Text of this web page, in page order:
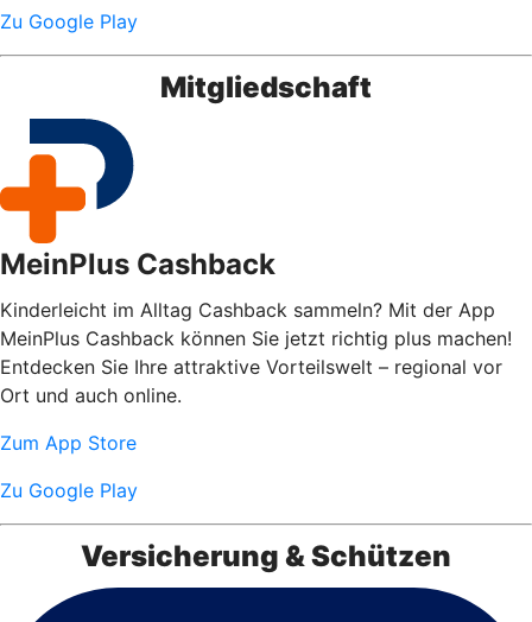
Zu Google Play
Mitgliedschaft
MeinPlus Cashback
Kinderleicht im Alltag Cashback sammeln? Mit der App
MeinPlus Cashback können Sie jetzt richtig plus machen!
Entdecken Sie Ihre attraktive Vorteilswelt – regional vor
Ort und auch online.
Zum App Store
Zu Google Play
Versicherung & Schützen